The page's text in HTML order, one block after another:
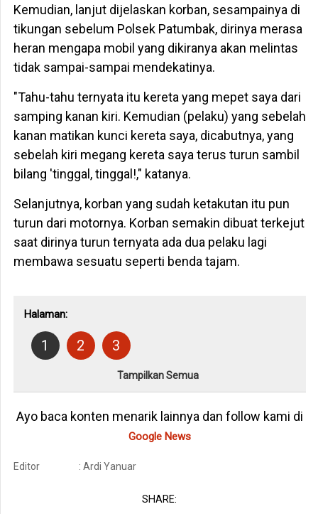
Kemudian, lanjut dijelaskan korban, sesampainya di
tikungan sebelum Polsek Patumbak, dirinya merasa
heran mengapa mobil yang dikiranya akan melintas
tidak sampai-sampai mendekatinya.
"Tahu-tahu ternyata itu kereta yang mepet saya dari
samping kanan kiri. Kemudian (pelaku) yang sebelah
kanan matikan kunci kereta saya, dicabutnya, yang
sebelah kiri megang kereta saya terus turun sambil
bilang 'tinggal, tinggal!," katanya.
Selanjutnya, korban yang sudah ketakutan itu pun
turun dari motornya. Korban semakin dibuat terkejut
saat dirinya turun ternyata ada dua pelaku lagi
membawa sesuatu seperti benda tajam.
Halaman:
1 2 3
Tampilkan Semua
Ayo baca konten menarik lainnya dan follow kami di
Google News
Editor : Ardi Yanuar
SHARE: